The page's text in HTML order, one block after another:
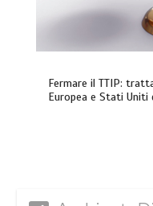
Fermare il TTIP:
Europea e Stati Uniti